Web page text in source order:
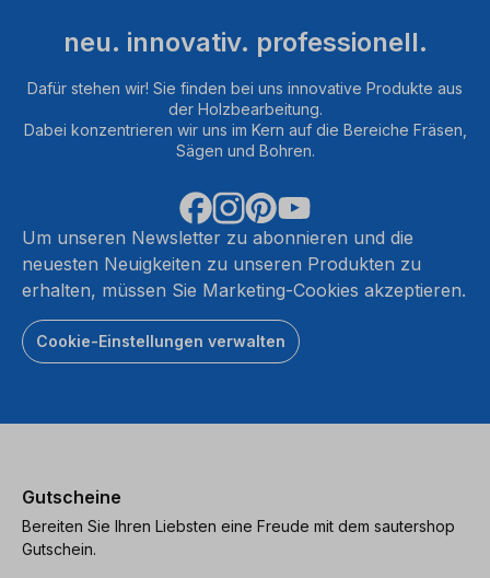
neu. innovativ. professionell.
Dafür stehen wir! Sie finden bei uns innovative Produkte aus
der Holzbearbeitung.
Dabei konzentrieren wir uns im Kern auf die Bereiche Fräsen,
Sägen und Bohren.
Um unseren Newsletter zu abonnieren und die
neuesten Neuigkeiten zu unseren Produkten zu
erhalten, müssen Sie Marketing-Cookies akzeptieren.
Cookie-Einstellungen verwalten
Gutscheine
Bereiten Sie Ihren Liebsten eine Freude mit dem sautershop
Gutschein.